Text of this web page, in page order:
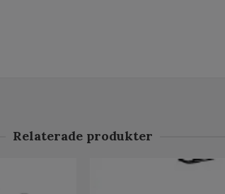
Relaterade produkter